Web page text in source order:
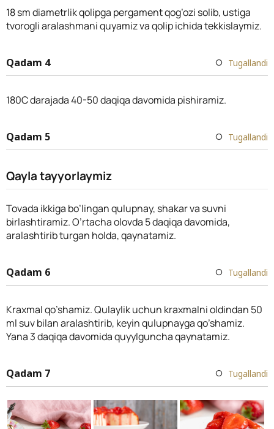
18 sm diametrlik qolipga pergament qog’ozi solib, ustiga
tvorogli aralashmani quyamiz va qolip ichida tekkislaymiz.
Qadam 4 Tugallandi
180С darajada 40-50 daqiqa davomida pishiramiz.
Qadam 5 Tugallandi
Qayla tayyorlaymiz
Tovada ikkiga bo’lingan qulupnay, shakar va suvni
birlashtiramiz. O’rtacha olovda 5 daqiqa davomida,
aralashtirib turgan holda, qaynatamiz.
Qadam 6 Tugallandi
Kraxmal qo’shamiz. Qulaylik uchun kraxmalni oldindan 50
ml suv bilan aralashtirib, keyin qulupnayga qo’shamiz.
Yana 3 daqiqa davomida quyylguncha qaynatamiz.
Qadam 7 Tugallandi